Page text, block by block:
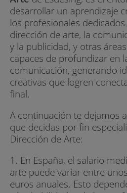
desarrollar un aprendizaje
los profesionales
dirección de arte, la
y la publicidad, y otras
capaces de profundizar en
comunicación, generando
creativas que logren
final.
A continuación te dejamos
que decidas por fin
Dirección de Arte:
1. En España, el salario
arte puede variar entre
euros anuales. Esto